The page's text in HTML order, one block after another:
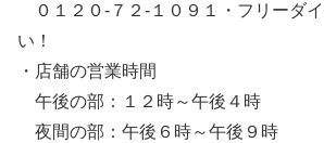
０１２０-７２-１０９１・フリーダ
い！
・店舗の営業時間
午後の部：１２時～午後４時
夜間の部：午後６時～午後９時